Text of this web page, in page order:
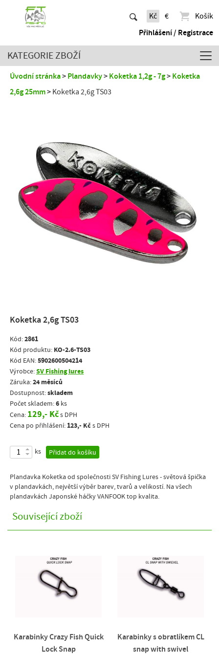
Kč €
Košík
Přihlášení / Registrace
KATEGORIE ZBOŽÍ
Úvodní stránka Plandavky Koketka 1,2g - 7g
Koketka
2,6g 25mm
Koketka 2,6g TS03
Koketka 2,6g TS03
Kód:2861
Kód produktu: KO-2.6-TS03
Kód EAN:5902600504214
Výrobce:SV Fishing lures
Záruka:24 měsíců
Dostupnost:skladem
Počet skladem:6 ks
Cena: 129,- Kčs DPH
Cena po přihlášení: 123,- Kč s DPH
ks Přidat do košíku
Plandavka Koketka od společnosti SV Fishing Lures - světová špička
v plandavkách, největší výběr barev, tvarů a velikostí. Na všech
plandavkách Japonské háčky VANFOOK top kvalita.
Související zboží
Karabinky Crazy Fish Quick
Lock Snap
Karabinky s obratlíkem CL
snap with swivel